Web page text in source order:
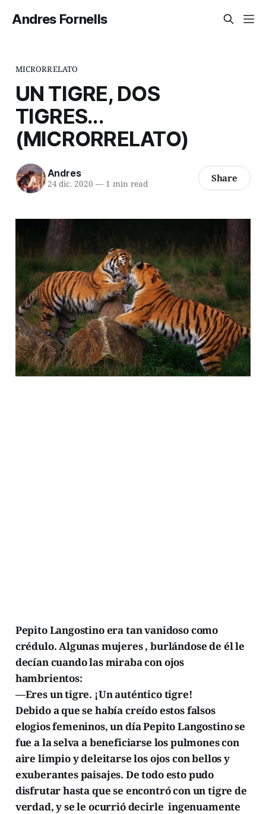
Andres Fornells
MICRORRELATO
UN TIGRE, DOS
TIGRES...
(MICRORRELATO)
Andres
24 dic. 2020 —1 min read Share
Pepito Langostino era tan vanidoso como
crédulo. Algunas mujeres , burlándose de él le
decían cuando las miraba con ojos
hambrientos:
—Eres un tigre. ¡Un auténtico tigre!
Debido a que se había creído estos falsos
elogios femeninos, un día Pepito Langostino se
fue a la selva a beneficiarse los pulmones con
aire limpio y deleitarse los ojos con bellos y
exuberantes paisajes. De todo esto pudo
disfrutar hasta que se encontró con un tigre de
verdad, y se le ocurrió decirle ingenuamente